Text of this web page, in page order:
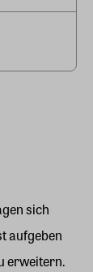
sich
aufgeben
erweitern.